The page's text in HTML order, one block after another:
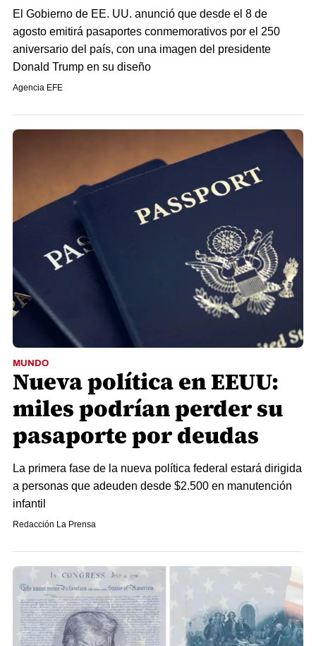
El Gobierno de EE. UU. anunció que desde el 8 de
agosto emitirá pasaportes conmemorativos por el 250
aniversario del país, con una imagen del presidente
Donald Trump en su diseño
Agencia EFE
MUNDO
Nueva política en EEUU:
miles podrían perder su
pasaporte por deudas
La primera fase de la nueva política federal estará dirigida
a personas que adeuden desde $2.500 en manutención
infantil​​​​​​
Redacción La Prensa